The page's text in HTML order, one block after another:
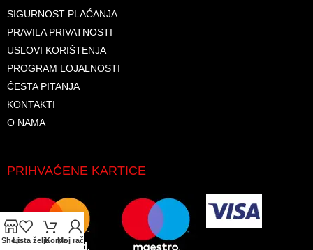
SIGURNOST PLAĆANJA
PRAVILA PRIVATNOSTI
USLOVI KORIŠTENJA
PROGRAM LOJALNOSTI
ČESTA PITANJA
KONTAKTI
O NAMA
PRIHVAĆENE KARTICE
ShopLista željaKorpaMoj račun